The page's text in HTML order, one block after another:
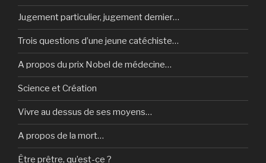
Jugement particulier, jugement dernier…
Trois questions d’une jeune catéchiste…
A propos du prix Nobel de médecine…
Science et Création
Vivre au dessus de ses moyens…
A propos de la mort…
Être prêtre, qu’est-ce ?